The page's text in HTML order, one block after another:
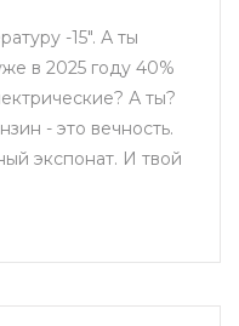
-15". А ты
в 2025 году 40%
А ты?
- это вечность.
экспонат. И твой